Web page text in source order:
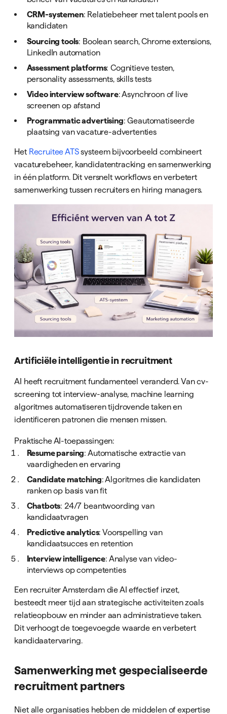
CRM-systemen: Relatiebeheer met talent pools en
kandidaten
Sourcing tools: Boolean search, Chrome extensions,
LinkedIn automation
Assessment platforms: Cognitieve testen,
personality assessments, skills tests
Video interview software: Asynchroon of live
screenen op afstand
Programmatic advertising: Geautomatiseerde
plaatsing van vacature-advertenties
Het Recruitee ATSsysteem bijvoorbeeld combineert
vacaturebeheer, kandidatentracking en samenwerking
in één platform. Dit versnelt workflows en verbetert
samenwerking tussen recruiters en hiring managers.
Artificiële intelligentie in recruitment
AI heeft recruitment fundamenteel veranderd. Van cv-
screening tot interview-analyse, machine learning
algoritmes automatiseren tijdrovende taken en
identificeren patronen die mensen missen.
Praktische AI-toepassingen:
Resume parsing: Automatische extractie van
vaardigheden en ervaring
Candidate matching: Algoritmes die kandidaten
ranken op basis van fit
Chatbots: 24/7 beantwoording van
kandidaatvragen
Predictive analytics: Voorspelling van
kandidaatsucces en retention
Interview intelligence: Analyse van video-
interviews op competenties
Een recruiter Amsterdam die AI effectief inzet,
besteedt meer tijd aan strategische activiteiten zoals
relatieopbouw en minder aan administratieve taken.
Dit verhoogt de toegevoegde waarde en verbetert
kandidaatervaring.
Samenwerking met gespecialiseerde
recruitment partners
Niet alle organisaties hebben de middelen of expertise